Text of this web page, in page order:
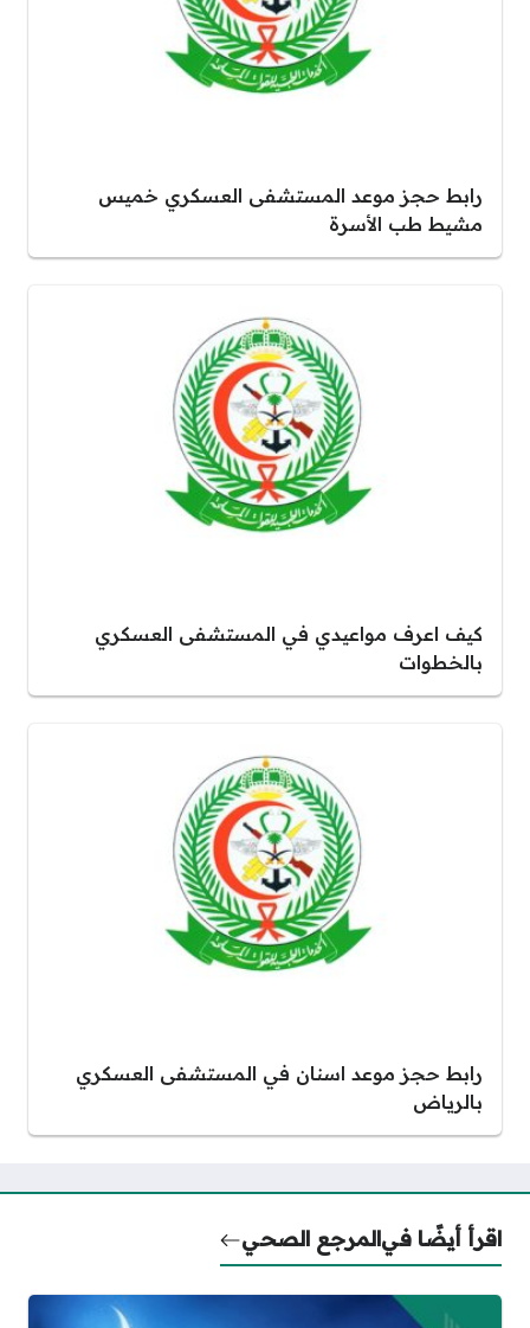
رابط حجز موعد المستشفى العسكري خميس
مشيط طب الأسرة
كيف اعرف مواعيدي في المستشفى العسكري
بالخطوات
رابط حجز موعد اسنان في المستشفى العسكري
بالرياض
اقرأ أيضًا فيالمرجع الصحي